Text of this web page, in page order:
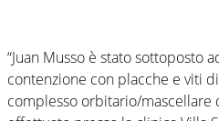
“Juan Musso è stato sottoposto
contenzione con placche e viti
complesso orbitario/mascellare